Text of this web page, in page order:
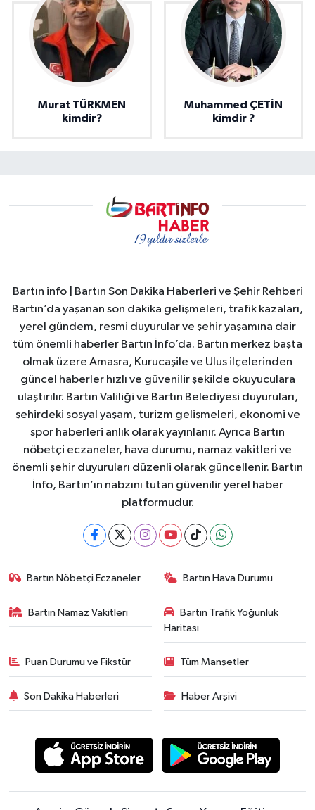
Murat TÜRKMEN
kimdir?
Muhammed ÇETİN
kimdir ?
Bartın info | Bartın Son Dakika Haberleri ve Şehir Rehberi
Bartın’da yaşanan son dakika gelişmeleri, trafik kazaları,
yerel gündem, resmi duyurular ve şehir yaşamına dair
tüm önemli haberler Bartın İnfo’da. Bartın merkez başta
olmak üzere Amasra, Kurucaşile ve Ulus ilçelerinden
güncel haberler hızlı ve güvenilir şekilde okuyuculara
ulaştırılır. Bartın Valiliği ve Bartın Belediyesi duyuruları,
şehirdeki sosyal yaşam, turizm gelişmeleri, ekonomi ve
spor haberleri anlık olarak yayınlanır. Ayrıca Bartın
nöbetçi eczaneler, hava durumu, namaz vakitleri ve
önemli şehir duyuruları düzenli olarak güncellenir. Bartın
İnfo, Bartın’ın nabzını tutan güvenilir yerel haber
platformudur.
Bartın Nöbetçi Eczaneler Bartın Hava Durumu
Bartin Namaz Vakitleri
Bartın Trafik Yoğunluk
Haritası
Puan Durumu ve Fikstür Tüm Manşetler
Son Dakika Haberleri Haber Arşivi